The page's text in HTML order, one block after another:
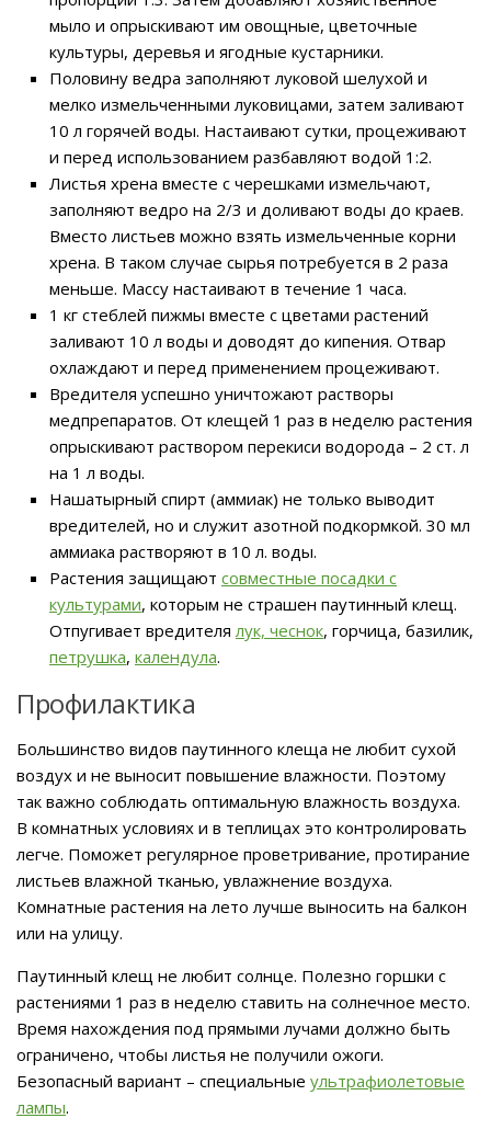
мыло и опрыскивают им овощные, цветочные
культуры, деревья и ягодные кустарники.
Половину ведра заполняют луковой шелухой и
мелко измельченными луковицами, затем заливают
10 л горячей воды. Настаивают сутки, процеживают
и перед использованием разбавляют водой 1:2.
Листья хрена вместе с черешками измельчают,
заполняют ведро на 2/3 и доливают воды до краев.
Вместо листьев можно взять измельченные корни
хрена. В таком случае сырья потребуется в 2 раза
меньше. Массу настаивают в течение 1 часа.
1 кг стеблей пижмы вместе с цветами растений
заливают 10 л воды и доводят до кипения. Отвар
охлаждают и перед применением процеживают.
Вредителя успешно уничтожают растворы
медпрепаратов. От клещей 1 раз в неделю растения
опрыскивают раствором перекиси водорода – 2 ст. л
на 1 л воды.
Нашатырный спирт (аммиак) не только выводит
вредителей, но и служит азотной подкормкой. 30 мл
аммиака растворяют в 10 л. воды.
Растения защищают совместные посадки с
культурами, которым не страшен паутинный клещ.
Отпугивает вредителя лук, чеснок, горчица, базилик,
петрушка, календула.
Профилактика
Большинство видов паутинного клеща не любит сухой
воздух и не выносит повышение влажности. Поэтому
так важно соблюдать оптимальную влажность воздуха.
В комнатных условиях и в теплицах это контролировать
легче. Поможет регулярное проветривание, протирание
листьев влажной тканью, увлажнение воздуха.
Комнатные растения на лето лучше выносить на балкон
или на улицу.
Паутинный клещ не любит солнце. Полезно горшки с
растениями 1 раз в неделю ставить на солнечное место.
Время нахождения под прямыми лучами должно быть
ограничено, чтобы листья не получили ожоги.
Безопасный вариант – специальные ультрафиолетовые
лампы.